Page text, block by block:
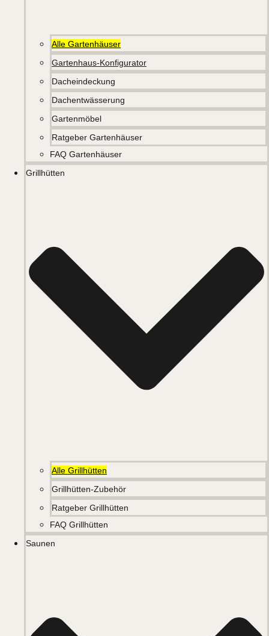
Alle Gartenhäuser
Gartenhaus-Konfigurator
Dacheindeckung
Dachentwässerung
Gartenmöbel
Ratgeber Gartenhäuser
FAQ Gartenhäuser
Grillhütten
Alle Grillhütten
Grillhütten-Zubehör
Ratgeber Grillhütten
FAQ Grillhütten
Saunen